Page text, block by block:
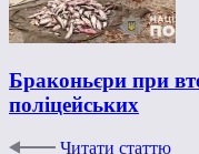
Браконьєри при
поліцейських
Читати статтю